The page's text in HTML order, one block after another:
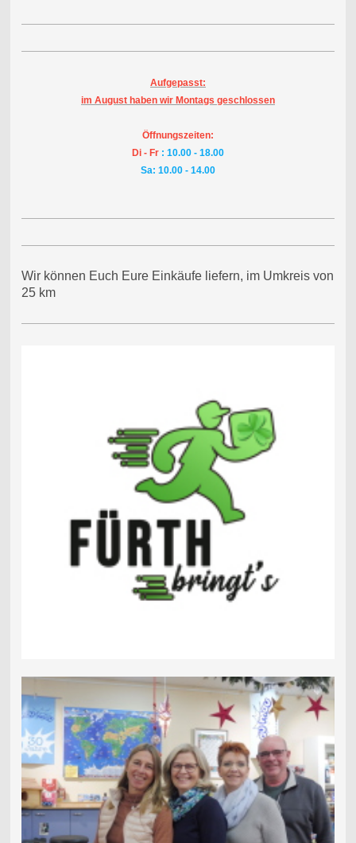
Aufgepasst:
im August haben wir Montags geschlossen
Öffnungszeiten:
Di - Fr : 10.00 - 18.00
Sa: 10.00 - 14.00
Wir können Euch Eure Einkäufe liefern, im Umkreis von
25 km